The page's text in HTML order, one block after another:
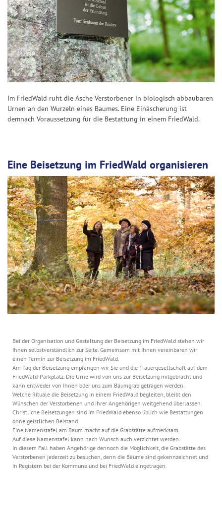
Im FriedWald ruht die Asche Verstorbener in biologisch abbaubaren
Urnen an den Wurzeln eines Baumes. Eine Einäscherung ist
demnach Voraussetzung für die Bestattung in einem FriedWald.
Eine Beisetzung im FriedWald organisieren
Bei der Organisation und Gestaltung der Beisetzung im FriedWald stehen wir
Ihnen selbstverständlich zur Seite. Gemeinsam mit Ihnen vereinbaren wir
einen Termin zur Beisetzung im FriedWald.
Am Tag der Beisetzung empfangen wir Sie und die Trauergesellschaft auf dem
FriedWald-Parkplatz. Die Urne wird von uns zur Beisetzung mitgebracht und
kann entweder von Ihnen oder uns zum Baumgrab getragen werden.
Welche Rituale die Beisetzung in einem FriedWald begleiten, bleibt den
Wünschen der Verstorbenen und ihrer Angehörigen weitgehend überlassen.
Christliche Beisetzungen sind im FriedWald ebenso üblich wie Bestattungen
ohne geistlichen Beistand.
Eine Namenstafel am Baum macht auf die Grabstätte aufmerksam.
Auf diese Namenstafel kann nach Wunsch auch verzichtet werden.
In diesem Fall haben Angehörige dennoch die Möglichkeit, die Grabstätte des
Verstorbenen jederzeit zu besuchen, denn die Bäume sind gekennzeichnet und
in Registern bei der Kommune und bei FriedWald eingetragen.